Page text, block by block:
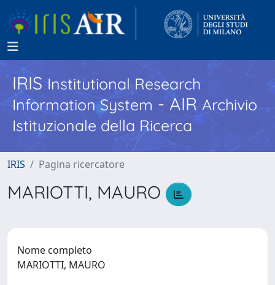
IRISInstitutional Research
Information System - AIR Archivio
Istituzionale della Ricerca
IRIS Pagina ricercatore
MARIOTTI, MAURO
Nome completo
MARIOTTI, MAURO